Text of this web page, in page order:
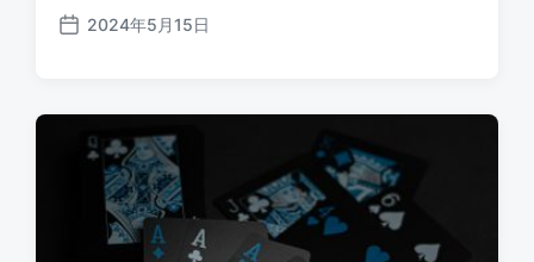
发
期
2024年5月15日